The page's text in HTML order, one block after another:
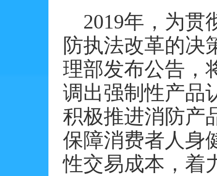
2019年，为贯
防执法改革的决
理部发布公告，
调出强制性产品
积极推进消防产
保障消费者人身
性交易成本，着